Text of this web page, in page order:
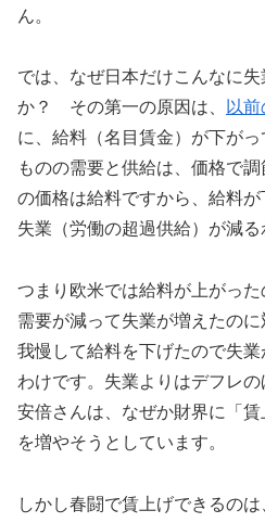
ん。
では、なぜ日本だけこんなに
か？ その第一の原因は、 以前
に、給料（名目賃金）が下がっ
ものの需要と供給は、価格で
の価格は給料ですから、給料
失業（労働の超過供給）が減る
つまり欧米では給料が上がっ
需要が減って失業が増えたの
我慢して給料を下げたので失
わけです。失業よりはデフレ
安倍さんは、なぜか財界に「
を増やそうとしています。
しかし春闘で賃上げできるのは